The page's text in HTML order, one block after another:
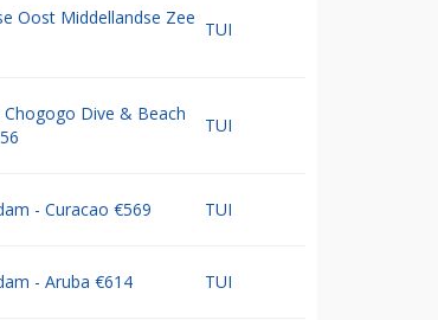
Oost Middellandse Zee
TUI
Chogogo Dive & Beach
TUI
- Curacao €569 TUI
- Aruba €614 TUI